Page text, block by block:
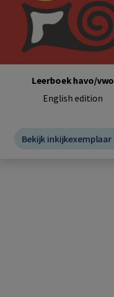
Leerboek havo/vwo
English edition
Bekijk inkijkexemplaar